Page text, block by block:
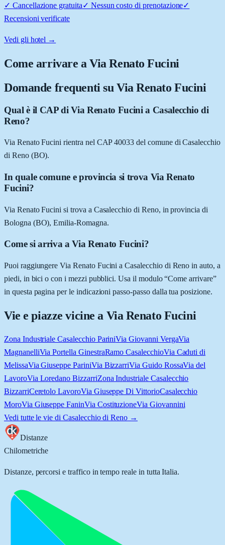
✓ Cancellazione gratuita✓ Nessun costo di prenotazione✓
Recensioni verificate
Vedi gli hotel →
Come arrivare aVia Renato Fucini
Domande frequenti su Via Renato Fucini
Qual è il CAP di Via Renato Fucini a Casalecchio di
Reno?
Via Renato Fucini rientra nel CAP 40033 del comune di Casalecchio
di Reno (BO).
In quale comune e provincia si trova Via Renato
Fucini?
Via Renato Fucini si trova a Casalecchio di Reno, in provincia di
Bologna (BO), Emilia-Romagna.
Come si arriva a Via Renato Fucini?
Puoi raggiungere Via Renato Fucini a Casalecchio di Reno in auto, a
piedi, in bici o con i mezzi pubblici. Usa il modulo “Come arrivare”
in questa pagina per le indicazioni passo-passo dalla tua posizione.
Vie e piazze vicine a Via Renato Fucini
Zona Industriale Casalecchio PariniVia Giovanni VergaVia
MagnanelliVia Portella GinestraRamo CasalecchioVia Caduti di
MelissaVia Giuseppe PariniVia BizzarriVia Guido RossaVia del
LavoroVia Loredano BizzarriZona Industriale Casalecchio
BizzarriCeretolo LavoroVia Giuseppe Di VittorioCasalecchio
MoroVia Giuseppe FaninVia CostituzioneVia Giovannini
Vedi tutte le vie di Casalecchio di Reno →
Distanze
Chilometriche
Distanze, percorsi e traffico in tempo reale in tutta Italia.